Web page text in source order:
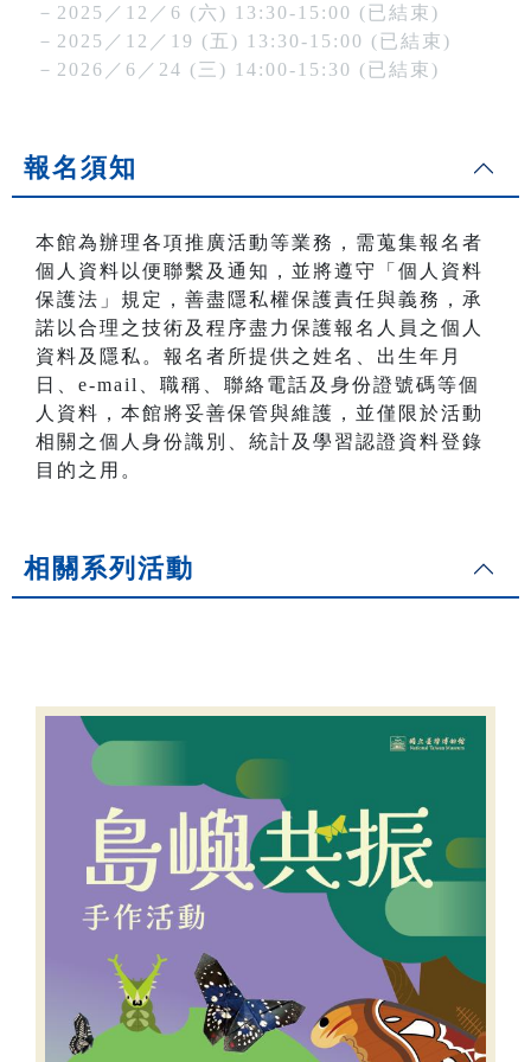
－2025／12／6 (六) 13:30-15:00 (已結束)
－2025／12／19 (五) 13:30-15:00 (已結束)
－2026／6／24 (三) 14:00-15:30 (已結束)
報名須知
本館為辦理各項推廣活動等業務，需蒐集報名者
個人資料以便聯繫及通知，並將遵守「個人資料
保護法」規定，善盡隱私權保護責任與義務，承
諾以合理之技術及程序盡力保護報名人員之個人
資料及隱私。報名者所提供之姓名、出生年月
日、e-mail、職稱、聯絡電話及身份證號碼等個
人資料，本館將妥善保管與維護，並僅限於活動
相關之個人身份識別、統計及學習認證資料登錄
目的之用。
相關系列活動